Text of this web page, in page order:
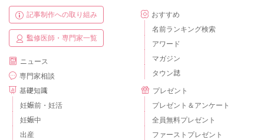
記事制作への取り組み
監修医師・専門家一覧
ニュース
専門家相談
基礎知識
妊娠前・妊活
妊娠中
出産
おすすめ
名前ランキング検索
アワード
マガジン
タウン誌
プレゼント
プレゼント＆アンケート
全員無料プレゼント
ファーストプレゼント